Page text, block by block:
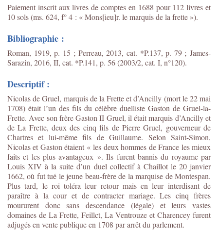
Paiement inscrit aux livres de comptes en 1688 pour 112 livres et
10 sols (ms. 624, f° 4 : « Mons[ieu]r. le marquis de la frette »).
Bibliographie :
Roman, 1919, p. 15 ; Perreau, 2013, cat. *P.137, p. 79 ; James-
Sarazin, 2016, II, cat. *P.141, p. 56 (2003/2, cat. I, n°120).
Descriptif :
Nicolas de Gruel, marquis de la Frette et d’Ancilly (mort le 22 mai
1708) était l’un des fils du célèbre duelliste Gaston de Gruel-la-
Frette. Avec son frère Gaston II Gruel, il était marquis d’Ancilly et
de La Frette, deux des cinq fils de Pierre Gruel, gouverneur de
Chartres et lui-même fils de Guillaume. Selon Saint-Simon,
Nicolas et Gaston étaient « les deux hommes de France les mieux
faits et les plus avantageux ». Ils furent bannis du royaume par
Louis XIV à la suite d’un duel collectif à Chaillot le 20 janvier
1662, où fut tué le jeune beau-frère de la marquise de Montespan.
Plus tard, le roi toléra leur retour mais en leur interdisant de
paraître à la cour et de contracter mariage. Les cinq frères
moururent donc sans descendance (légale) et leurs vastes
domaines de La Frette, Feillct, La Ventrouze et Charencey furent
adjugés en vente publique en 1708 par arrêt du parlement.